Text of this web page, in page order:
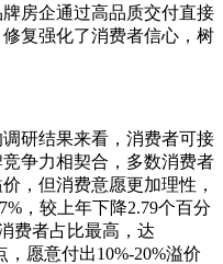
房企通过高品质交付直接
复强化了消费者信心，树
研结果来看，消费者可接
争力相契合，多数消费者
，但消费意愿更加理性，
，较上年下降2.79个百分
费者占比最高，达
，愿意付出10%-20%溢价